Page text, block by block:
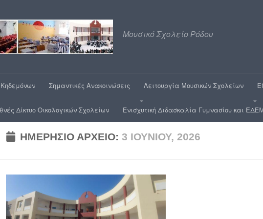
Μουσικό Σχολείο Ρόδου
Σημαντικές Ανακοινώσεις Λειτουργία Μουσικών Σχολείων
Δίκτυο Οικολογικών Σχολείων Ενισχυτική Διδασκαλία Γυμνασίου και
ΗΜΕΡΉΣΙΟ ΑΡΧΕΊΟ: 3 ΙΟΥΝΊΟΥ, 2026